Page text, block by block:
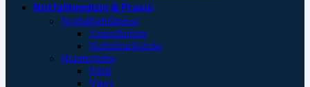
Notfallmedizin & Praxis
Notfallbehältnisse
Ampullarium
Notfallrucksäcke
Handschuhe
Nitril
Vinyl